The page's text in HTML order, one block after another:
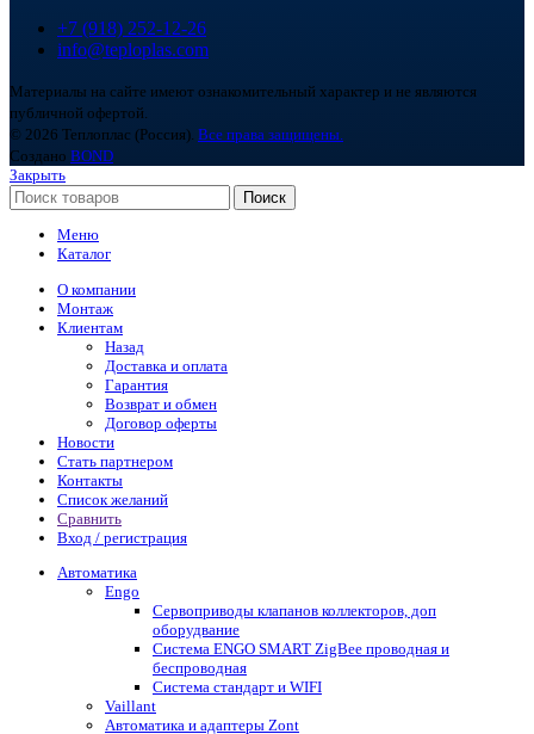
+7 (918) 252-12-26
info@teploplas.com
Материалы на сайте имеют ознакомительный характер и не являются
публичной офертой.
© 2026 Теплоплас (Россия). Все права защищены.
Создано BOND
Закрыть
Поиск
Меню
Каталог
О компании
Монтаж
Клиентам
Назад
Доставка и оплата
Гарантия
Возврат и обмен
Договор оферты
Новости
Стать партнером
Контакты
Список желаний
Сравнить
Вход / регистрация
Автоматика
Engo
Сервоприводы клапанов коллекторов, доп
оборудвание
Система ENGO SMART ZigBee проводная и
беспроводная
Система стандарт и WIFI
Vaillant
Автоматика и адаптеры Zont